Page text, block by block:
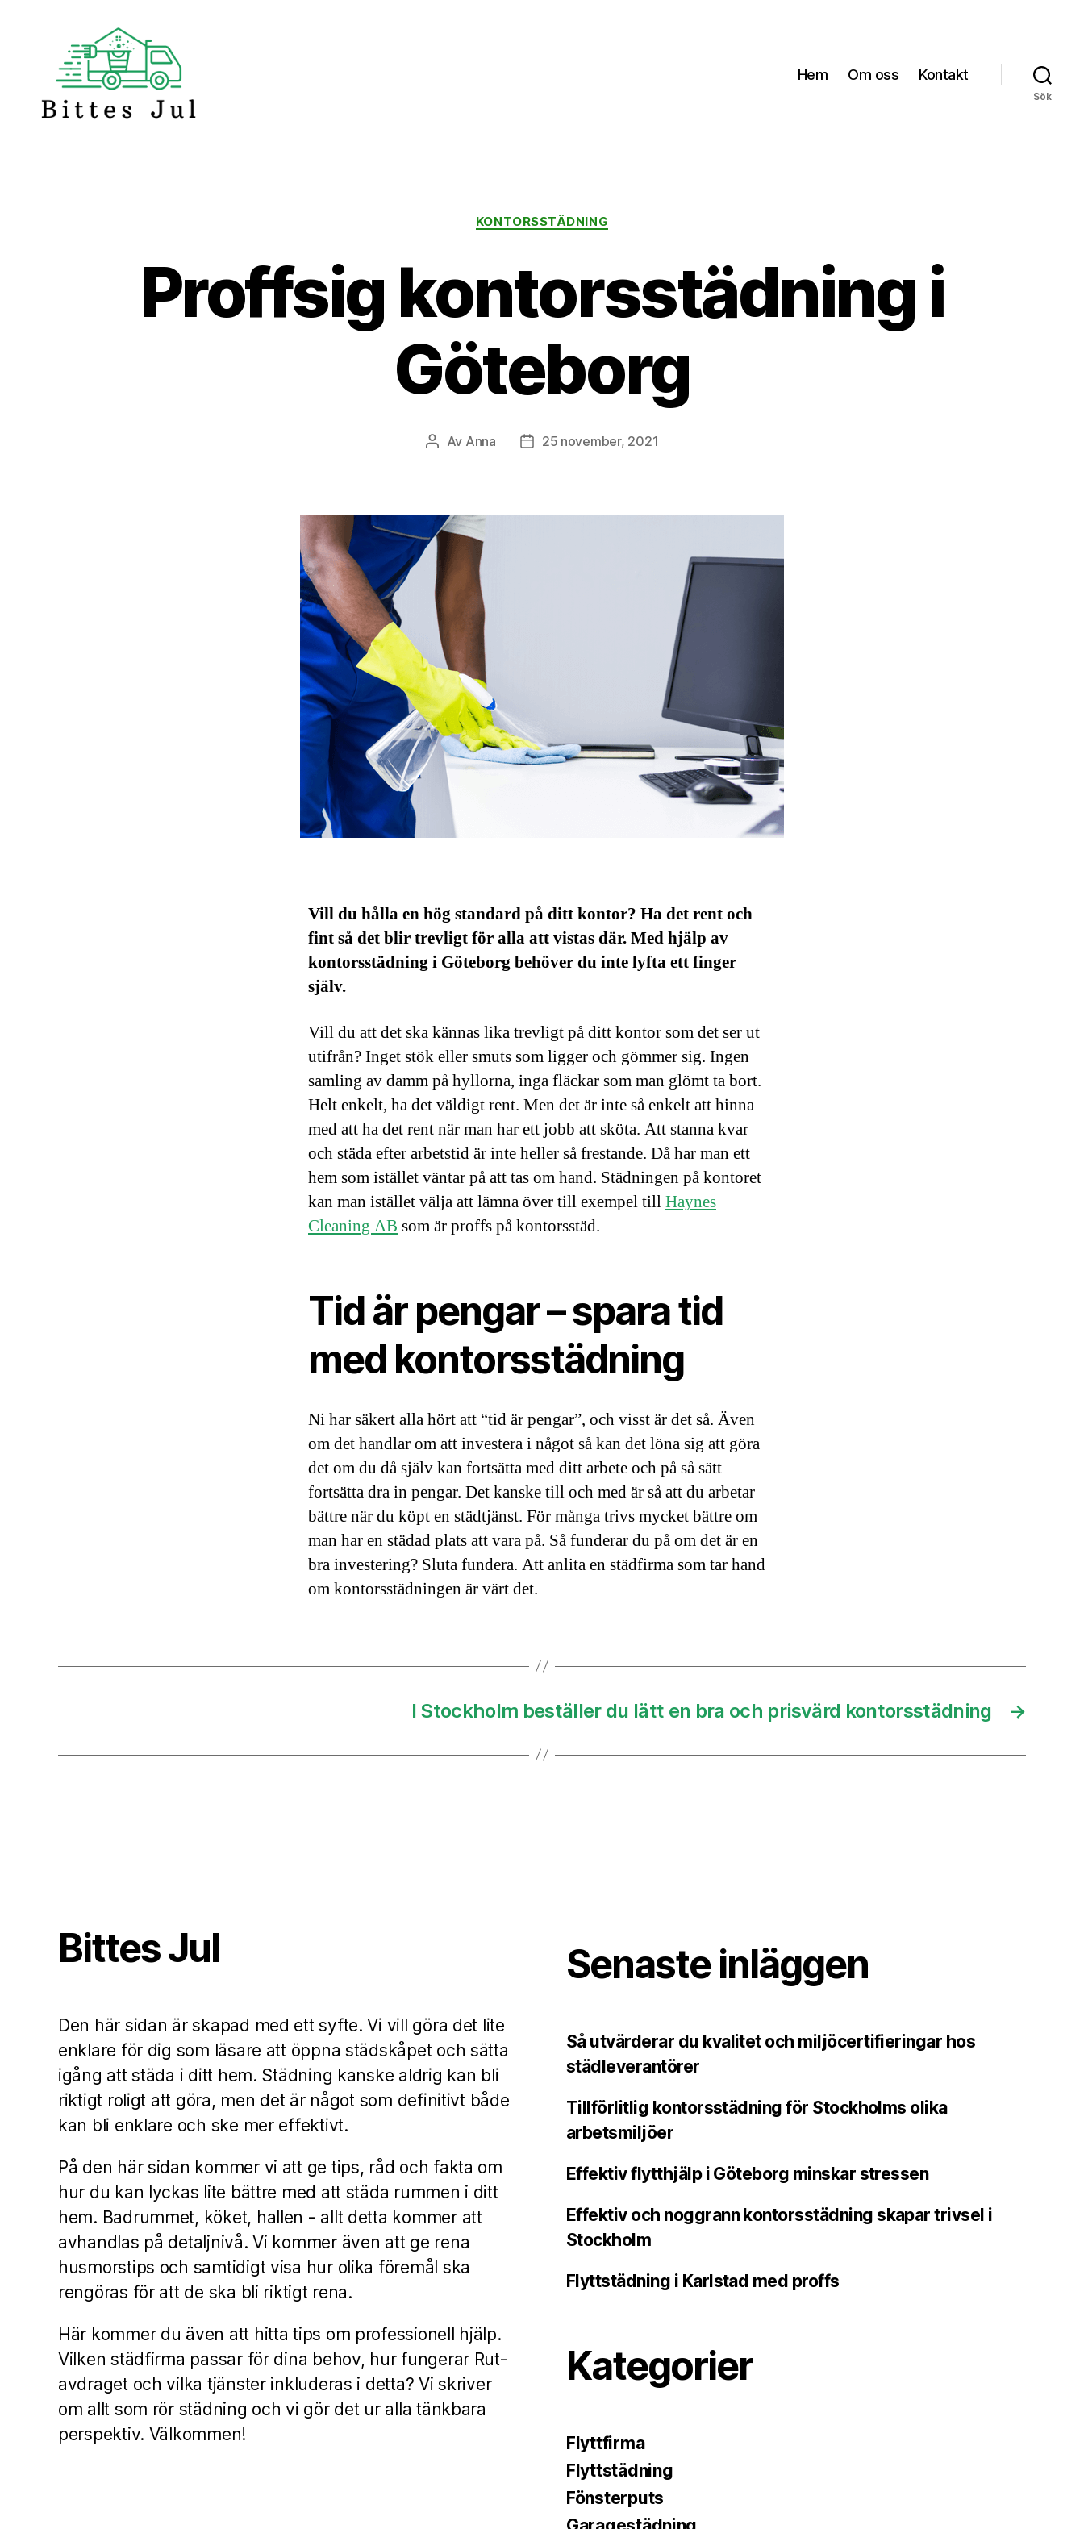
Hem Om oss Kontakt
Sök
Kategorier
KONTORSSTÄDNING
Proffsig kontorsstädning i
Göteborg
Inläggsförfattare
Av Anna Inläggsdatum
25 november, 2021
Vill du hålla en hög standard på ditt kontor? Ha det rent och
fint så det blir trevligt för alla att vistas där. Med hjälp av
kontorsstädning i Göteborg behöver du inte lyfta ett finger
själv.
Vill du att det ska kännas lika trevligt på ditt kontor som det ser ut
utifrån? Inget stök eller smuts som ligger och gömmer sig. Ingen
samling av damm på hyllorna, inga fläckar som man glömt ta bort.
Helt enkelt, ha det väldigt rent. Men det är inte så enkelt att hinna
med att ha det rent när man har ett jobb att sköta. Att stanna kvar
och städa efter arbetstid är inte heller så frestande. Då har man ett
hem som istället väntar på att tas om hand. Städningen på kontoret
kan man istället välja att lämna över till exempel tillHaynes
Cleaning AB som är proffs på kontorsstäd.
Tid är pengar – spara tid
med kontorsstädning
Ni har säkert alla hört att “tid är pengar”, och visst är det så. Även
om det handlar om att investera i något så kan det löna sig att göra
det om du då själv kan fortsätta med ditt arbete och på så sätt
fortsätta dra in pengar. Det kanske till och med är så att du arbetar
bättre när du köpt en städtjänst. För många trivs mycket bättre om
man har en städad plats att vara på. Så funderar du på om det är en
bra investering? Sluta fundera. Att anlita en städfirma som tar hand
om kontorsstädningen är värt det.
→
I Stockholm beställer du lätt en bra och prisvärd kontorsstädning
Bittes Jul
Den här sidan är skapad med ett syfte. Vi vill göra det lite
enklare för dig som läsare att öppna städskåpet och sätta
igång att städa i ditt hem. Städning kanske aldrig kan bli
riktigt roligt att göra, men det är något som definitivt både
kan bli enklare och ske mer effektivt.
På den här sidan kommer vi att ge tips, råd och fakta om
hur du kan lyckas lite bättre med att städa rummen i ditt
hem. Badrummet, köket, hallen - allt detta kommer att
avhandlas på detaljnivå. Vi kommer även att ge rena
husmorstips och samtidigt visa hur olika föremål ska
rengöras för att de ska bli riktigt rena.
Här kommer du även att hitta tips om professionell hjälp.
Vilken städfirma passar för dina behov, hur fungerar Rut-
avdraget och vilka tjänster inkluderas i detta? Vi skriver
om allt som rör städning och vi gör det ur alla tänkbara
perspektiv. Välkommen!
Senaste inläggen
Så utvärderar du kvalitet och miljöcertifieringar hos
städleverantörer
Tillförlitlig kontorsstädning för Stockholms olika
arbetsmiljöer
Effektiv flytthjälp i Göteborg minskar stressen
Effektiv och noggrann kontorsstädning skapar trivsel i
Stockholm
Flyttstädning i Karlstad med proffs
Kategorier
Flyttfirma
Flyttstädning
Fönsterputs